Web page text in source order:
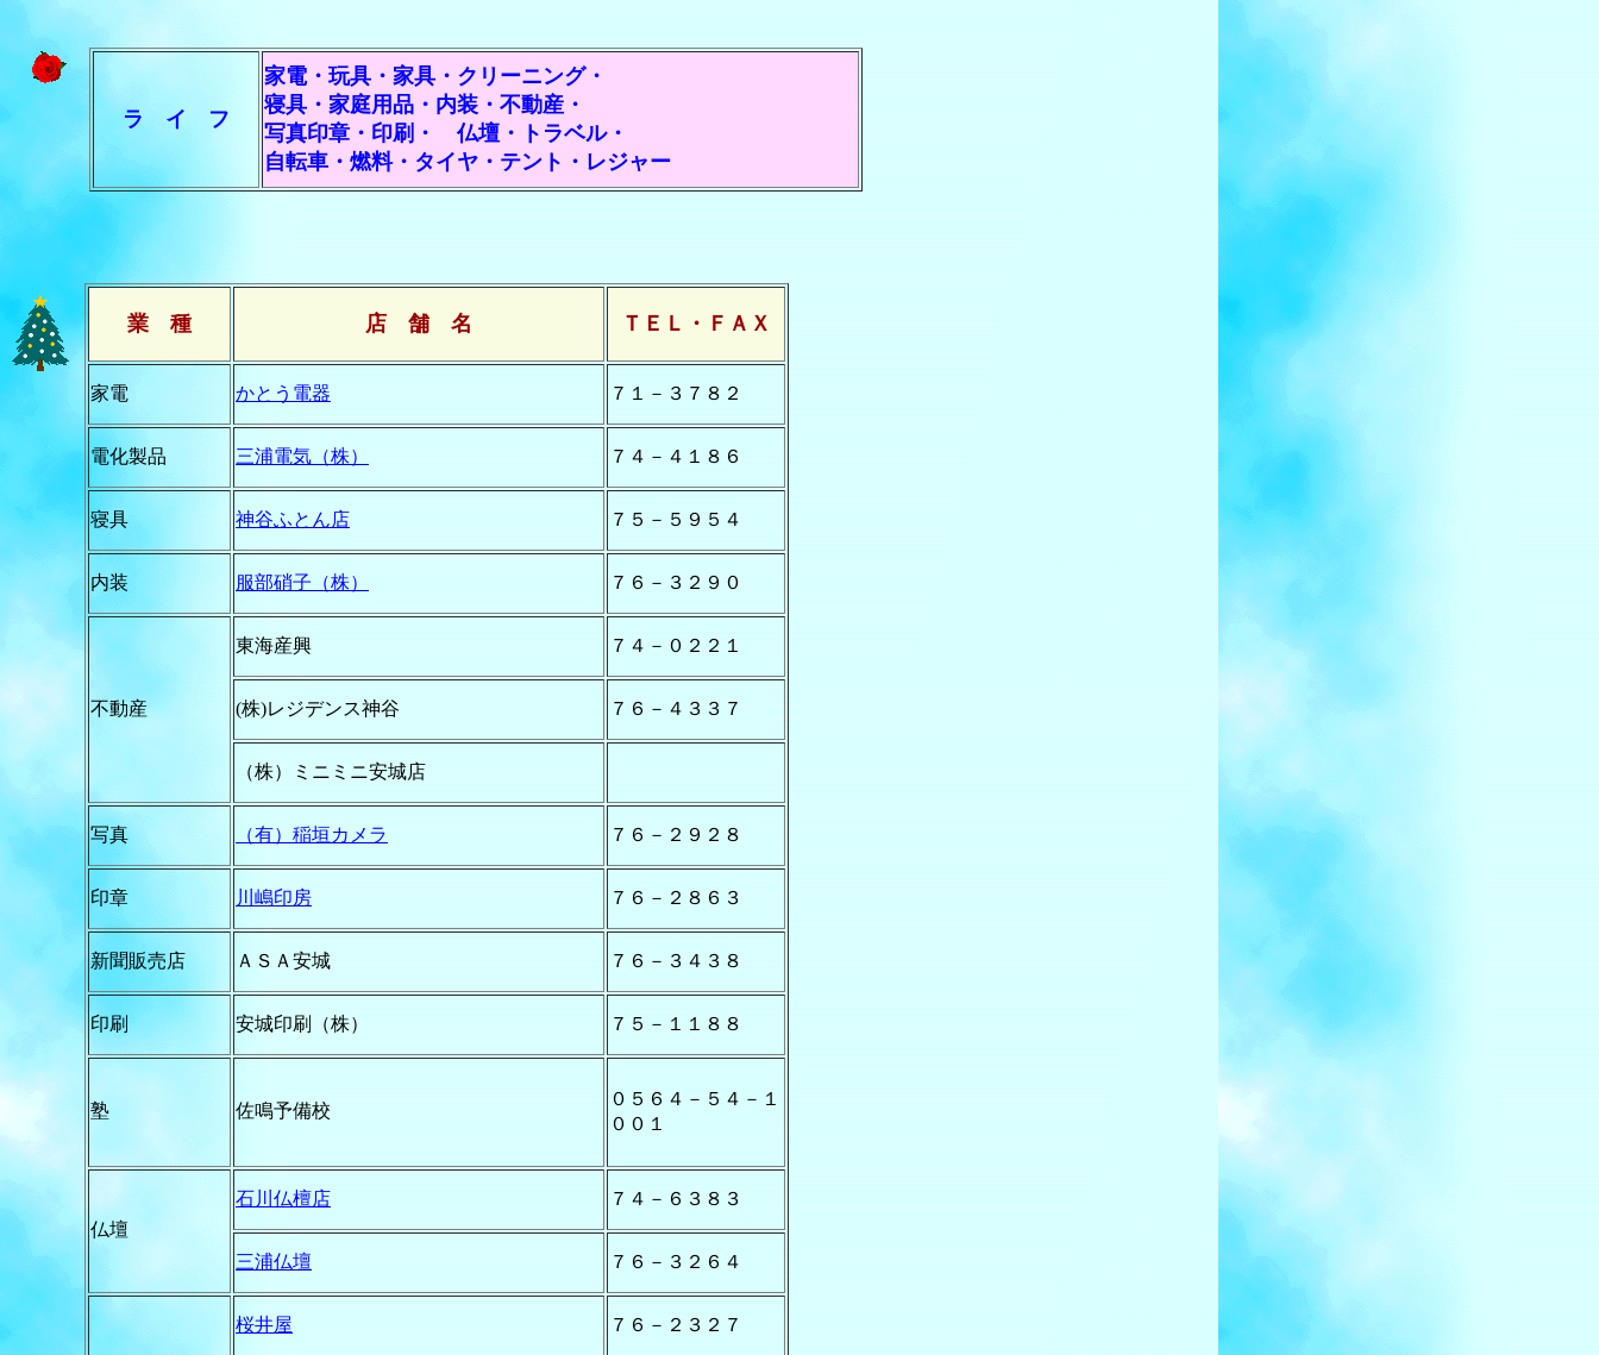
ラ イ フ
家電・玩具・家具・クリーニング・
寝具・家庭用品・内装・不動産・
写真印章・印刷・ 仏壇・トラベル・
自転車・燃料・タイヤ・テント ・レジャー
業 種 店 舗 名 ＴＥＬ・ＦＡＸ
家電 かとう電器 ７１－３７８２
電化製品 三浦電気（株） ７４－４１８６
寝具 神谷ふとん店 ７５－５９５４
内装 服部硝子（株） ７６－３２９０
不動産
東海産興 ７４－０２２１
(株)レジデンス神谷 ７６－４３３７
（株）ミニミニ安城店
写真 （有）稲垣カメラ ７６－２９２８
印章 川嶋印房 ７６－２８６３
新聞販売店 ＡＳＡ安城 ７６－３４３８
印刷 安城印刷（株） ７５－１１８８
塾 佐鳴予備校
０５６４－５４－１
００１
仏壇
石川仏檀店 ７４－６３８３
三浦仏壇 ７６－３２６４
桜井屋 ７６－２３２７